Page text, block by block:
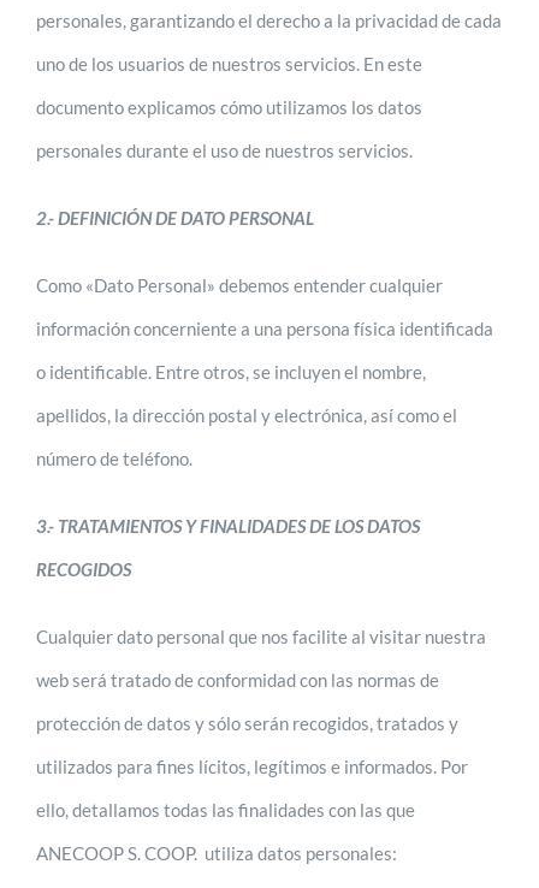
personales, garantizando el derecho a la privacidad de cada
uno de los usuarios de nuestros servicios. En este
documento explicamos cómo utilizamos los datos
personales durante el uso de nuestros servicios.
2.- DEFINICIÓN DE DATO PERSONAL
Como «Dato Personal» debemos entender cualquier
información concerniente a una persona física identificada
o identificable. Entre otros, se incluyen el nombre,
apellidos, la dirección postal y electrónica, así como el
número de teléfono.
3.- TRATAMIENTOS Y FINALIDADES DE LOS DATOS
RECOGIDOS
Cualquier dato personal que nos facilite al visitar nuestra
web será tratado de conformidad con las normas de
protección de datos y sólo serán recogidos, tratados y
utilizados para fines lícitos, legítimos e informados. Por
ello, detallamos todas las finalidades con las que
ANECOOP S. COOP. utiliza datos personales: